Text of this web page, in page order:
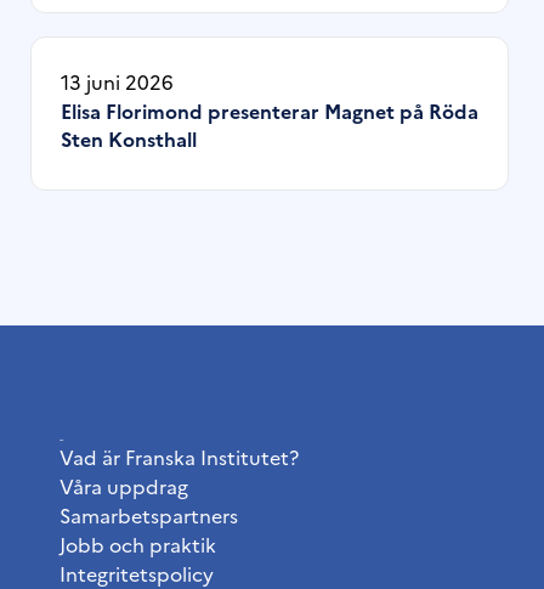
13 juni 2026
Elisa Florimond presenterar Magnet på Röda
Sten Konsthall
Vad är Franska Institutet?
Våra uppdrag
Samarbetspartners
Jobb och praktik
Integritetspolicy